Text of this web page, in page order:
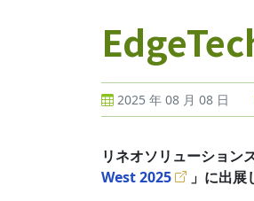
2025 年 08 月 08 日
リネオソリューション
West 2025
」に出展